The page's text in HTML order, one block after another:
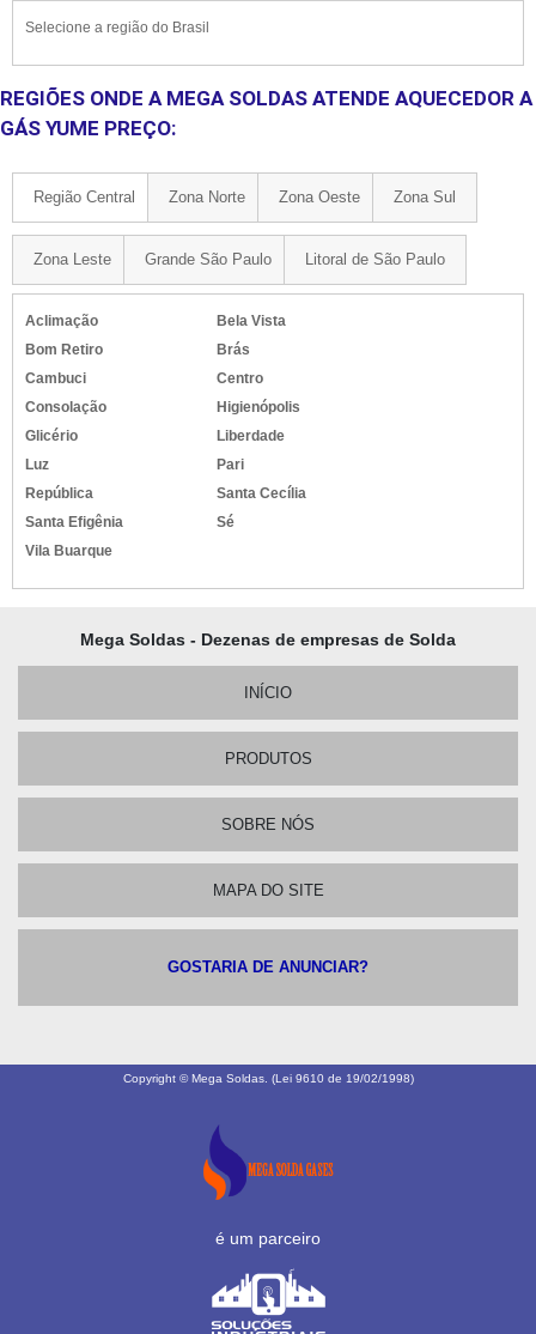
Selecione a região do Brasil
REGIÕES ONDE A MEGA SOLDAS ATENDE AQUECEDOR A
GÁS YUME PREÇO:
Região Central Zona Norte Zona Oeste Zona Sul
Zona Leste Grande São Paulo Litoral de São Paulo
Aclimação
Bela Vista
Bom Retiro
Brás
Cambuci
Centro
Consolação
Higienópolis
Glicério
Liberdade
Luz
Pari
República
Santa Cecília
Santa Efigênia
Sé
Vila Buarque
Mega Soldas - Dezenas de empresas de Solda
INÍCIO
PRODUTOS
SOBRE NÓS
MAPA DO SITE
GOSTARIA DE ANUNCIAR?
Copyright © Mega Soldas. (Lei 9610 de 19/02/1998)
é um parceiro